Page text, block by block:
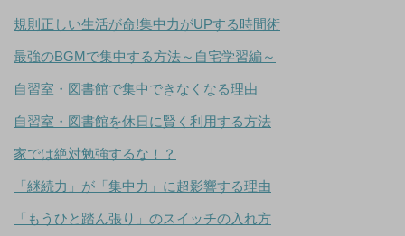
規則正しい生活が命!集中力がUPする時間術
最強のBGMで集中する方法～自宅学習編～
自習室・図書館で集中できなくなる理由
自習室・図書館を休日に賢く利用する方法
家では絶対勉強するな！？
「継続力」が「集中力」に超影響する理由
「もうひと踏ん張り」のスイッチの入れ方